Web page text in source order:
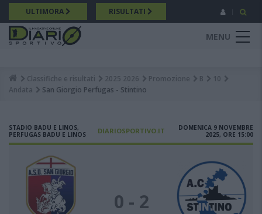
Salta
al
contenuto
principale
ULTIMORA RISULTATI
MENU
Breadcrumb
Classifiche e risultati 2025 2026 Promozione B
10
Andata
San Giorgio Perfugas - Stintino
STADIO BADU E LINOS,
PERFUGAS BADU E LINOS
DIARIOSPORTIVO.IT
DOMENICA 9 NOVEMBRE
2025, ORE 15:00
0 - 2